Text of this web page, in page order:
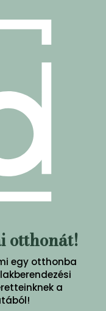
otthonát!
egy otthonba
a